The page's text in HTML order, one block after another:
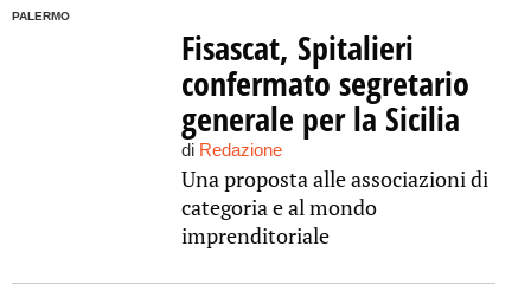
PALERMO
Fisascat, Spitalieri
confermato segretario
generale per la Sicilia
di Redazione
Una proposta alle associazioni di
categoria e al mondo
imprenditoriale